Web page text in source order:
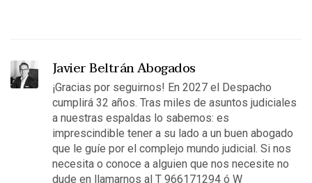
Javier Beltrán Abogados
¡Gracias por seguirnos! En 2027 el Despacho
cumplirá 32 años. Tras miles de asuntos judiciales
a nuestras espaldas lo sabemos: es
imprescindible tener a su lado a un buen abogado
que le guíe por el complejo mundo judicial. Si nos
necesita o conoce a alguien que nos necesite no
dude en llamarnos al T 966171294 ó W